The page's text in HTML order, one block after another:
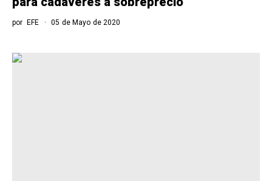
por EFE 05 de Mayo de 2020